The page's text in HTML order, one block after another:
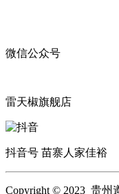
微信公众号
雷天椒旗舰店
抖音号 苗寨人家佳裕
Copyright © 2023 贵